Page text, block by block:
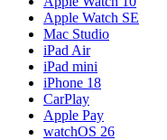
Apple Watch SE
Mac Studio
iPad Air
iPad mini
iPhone 18
CarPlay
Apple Pay
watchOS 26